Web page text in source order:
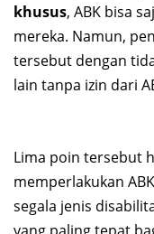
khusus, ABK bisa
mereka. Namun,
tersebut dengan
lain tanpa izin dari
Lima poin tersebut
memperlakukan
segala jenis